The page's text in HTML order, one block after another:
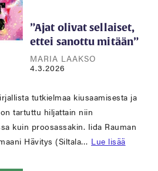
”Ajat olivat sellaiset,
ettei sanottu mitään”
MARIA LAAKSO
4.3.2026
tutkielmaa kiusaamisesta ja
tartuttu hiljattain niin
kuin proosassakin. Iida Rauman
Hävitys (Siltala… Lue lisää